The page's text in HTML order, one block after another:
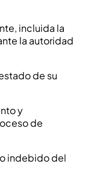
incluida la
la autoridad
de su
y
de
indebido del